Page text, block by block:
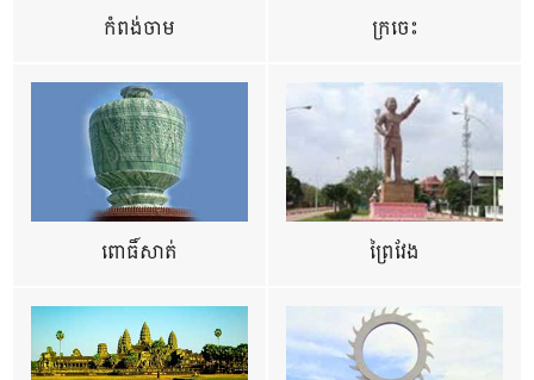
កំពង់ចាម ក្រចេះ
ពោធិ៍សាត់ ព្រៃវែង